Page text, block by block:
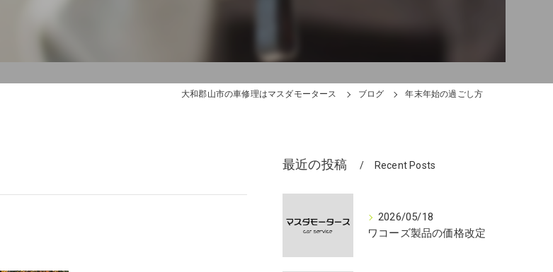
大和郡山市の車修理はマスダモータース ブログ 年末年始の過ごし方
最近の投稿 Recent Posts
2026/05/18
ワコーズ製品の価格改定